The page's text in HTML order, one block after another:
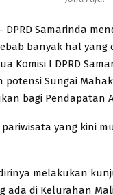
DPRD Samarinda
banyak hal
Komisi I DPRD
Sungai
bagi Pendapatan
yang kini
melakukan
ada di Kelurahan